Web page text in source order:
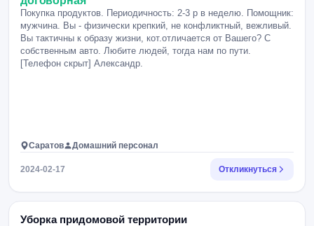
Покупка продуктов. Периодичность: 2-3 р в неделю. Помощник:
мужчина. Вы - физически крепкий, не конфликтный, вежливый.
Вы тактичны к образу жизни, кот.отличается от Вашего? С
собственным авто. Любите людей, тогда нам по пути.
[Телефон скрыт] Александр.
Саратов Домашний персонал
2024-02-17 Откликнуться
Уборка придомовой территории